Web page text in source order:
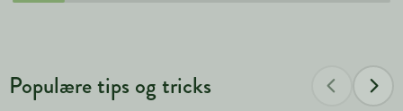
Populære tips og tricks